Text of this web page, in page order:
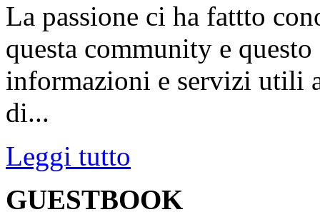
La passione ci ha fattto
questa community e
informazioni e servizi utili
di...
Leggi tutto
GUESTBOOK